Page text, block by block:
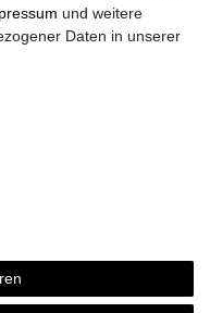
und weitere
Daten in unserer